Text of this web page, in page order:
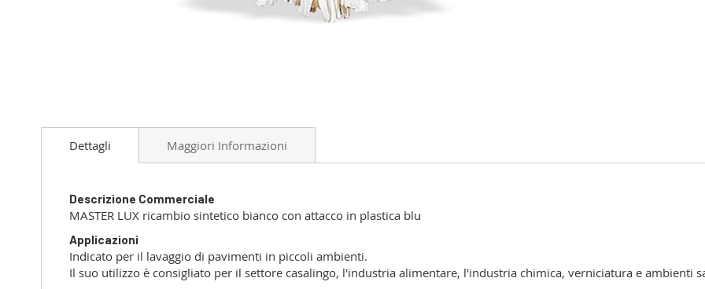
all'inizio
immagini
Dettagli
Descrizione Commerciale
MASTER LUX ricambio sintetico bianco con attacco in plastica blu
Applicazioni
Indicato per il lavaggio di pavimenti in piccoli ambienti.
Il suo utilizzo è consigliato per il settore casalingo, l'industria alimentare, l'industria chimica, verniciatura e ambienti
Maggiori Informazioni